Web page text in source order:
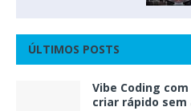
ÚLTIMOS POSTS
Vibe Coding
criar rápido